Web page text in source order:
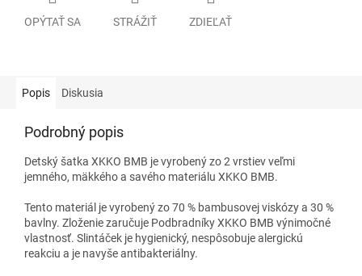
OPÝTAŤ SA STRÁŽIŤ ZDIEĽAŤ
Popis Diskusia
Podrobný popis
Detský šatka XKKO BMB je vyrobený zo 2 vrstiev veľmi
jemného, mäkkého a savého materiálu XKKO BMB.
Tento materiál je vyrobený zo 70 % bambusovej viskózy a 30 %
bavlny. Zloženie zaručuje Podbradníky XKKO BMB výnimočné
vlastnosť. Slintáček je hygienický, nespôsobuje alergickú
reakciu a je navyše antibakteriálny.